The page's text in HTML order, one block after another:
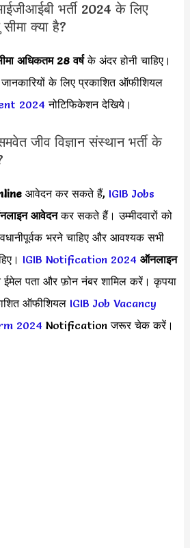
भर्ती 2024 के लिए
क्या है?
अधिकतम 28 वर्षके अंदर होनी चाहिए।
के लिए प्रकाशित ऑफीशियल
2024 नोटिफिकेशन देखिये।
जीव विज्ञान संस्थान भर्ती के
आवेदन कर सकते हैं, IGIB Jobs
आवेदनकर सकते हैं। उम्मीदवारों को
भरने चाहिए और आवश्यक सभी
IGIB Notification 2024 ऑनलाइन
ईमेल पता और फ़ोन नंबर शामिल करें। कृपया
ऑफीशियल IGIB Job Vacancy
2024 Notification जरूर चेक करें।